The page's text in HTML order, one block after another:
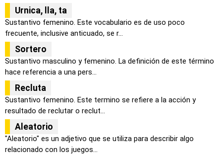
Urnica, lla, ta
Sustantivo femenino. Este vocabulario es de uso poco
frecuente, inclusive anticuado, se r...
Sortero
Sustantivo masculino y femenino. La definición de este término
hace referencia a una pers...
Recluta
Sustantivo femenino. Este termino se refiere a la acción y
resultado de reclutar o reclut...
Aleatorio
"Aleatorio" es un adjetivo que se utiliza para describir algo
relacionado con los juegos...